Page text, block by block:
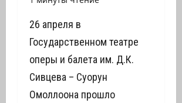
26 апреля в
Государственном театре
оперы и балета им. Д.К.
Сивцева – Суорун
Омоллоона прошло